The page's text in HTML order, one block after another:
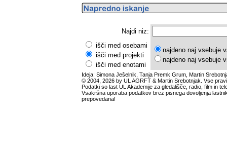
Najdi niz:
išči med osebami
išči med projekti
išči med enotami
najdeno naj vsebuje
najdeno naj vsebuje
Ideja: Simona Ješelnik, Tanja Premk Grum, Martin
© 2004, 2026 by UL AGRFT & Martin Srebotnjak. Vse
Podatki so last UL Akademije za gledališče, radio, film in
Vsakršna uporaba podatkov brez pisnega dovoljenja
prepovedana!